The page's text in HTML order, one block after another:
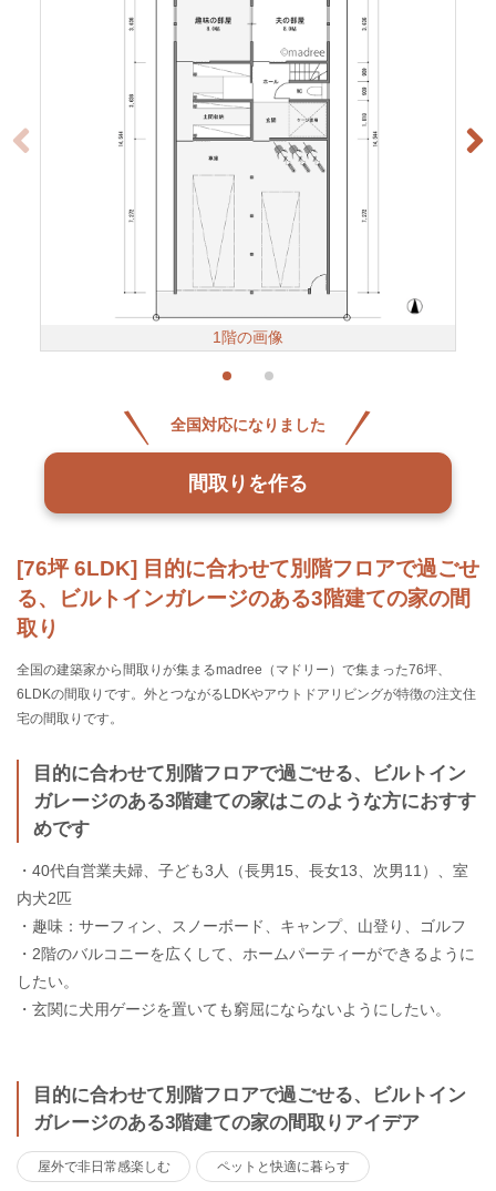
[76坪 6LDK] 目的に合わせて別階フロアで過ごせ
る、ビルトインガレージのある3階建ての家の間
取り
全国の建築家から間取りが集まるmadree（マドリー）で集まった76坪、
6LDKの間取りです。外とつながるLDKやアウトドアリビングが特徴の注文住
宅の間取りです。
目的に合わせて別階フロアで過ごせる、ビルトイン
ガレージのある3階建ての家はこのような方におすす
めです
・40代自営業夫婦、子ども3人（長男15、長女13、次男11）、室
内犬2匹
・趣味：サーフィン、スノーボード、キャンプ、山登り、ゴルフ
・2階のバルコニーを広くして、ホームパーティーができるように
したい。
・玄関に犬用ゲージを置いても窮屈にならないようにしたい。
目的に合わせて別階フロアで過ごせる、ビルトイン
ガレージのある3階建ての家の間取りアイデア
屋外で非日常感楽しむ ペットと快適に暮らす
1階の画像
全国対応になりました
間取りを作る